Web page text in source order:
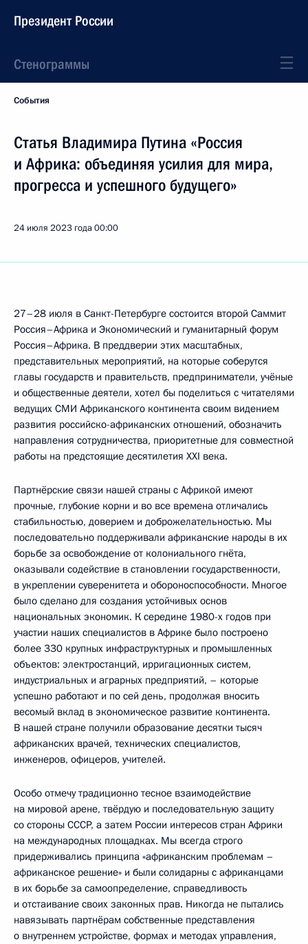
Президент России
Стенограммы
События
Статья Владимира Путина «Россия
и Африка: объединяя усилия для мира,
прогресса и успешного будущего»
24 июля 2023 года00:00
27–28 июля в Санкт-Петербурге состоится второй Саммит
Россия–Африка и Экономический и гуманитарный форум
Россия–Африка. В преддверии этих масштабных,
представительных мероприятий, на которые соберутся
главы государств и правительств, предприниматели, учёные
и общественные деятели, хотел бы поделиться с читателями
ведущих СМИ Африканского континента своим видением
развития российско-африканских отношений, обозначить
направления сотрудничества, приоритетные для совместной
работы на предстоящие десятилетия ХХI века.
Партнёрские связи нашей страны с Африкой имеют
прочные, глубокие корни и во все времена отличались
стабильностью, доверием и доброжелательностью. Мы
последовательно поддерживали африканские народы в их
борьбе за освобождение от колониального гнёта,
оказывали содействие в становлении государственности,
в укреплении суверенитета и обороноспособности. Многое
было сделано для создания устойчивых основ
национальных экономик. К середине 1980-х годов при
участии наших специалистов в Африке было построено
более 330 крупных инфраструктурных и промышленных
объектов: электростанций, ирригационных систем,
индустриальных и аграрных предприятий, – которые
успешно работают и по сей день, продолжая вносить
весомый вклад в экономическое развитие континента.
В нашей стране получили образование десятки тысяч
африканских врачей, технических специалистов,
инженеров, офицеров, учителей.
Особо отмечу традиционно тесное взаимодействие
на мировой арене, твёрдую и последовательную защиту
со стороны СССР, а затем России интересов стран Африки
на международных площадках. Мы всегда строго
придерживались принципа «африканским проблемам –
африканское решение» и были солидарны с африканцами
в их борьбе за самоопределение, справедливость
и отстаивание своих законных прав. Никогда не пытались
навязывать партнёрам собственные представления
о внутреннем устройстве, формах и методах управления,